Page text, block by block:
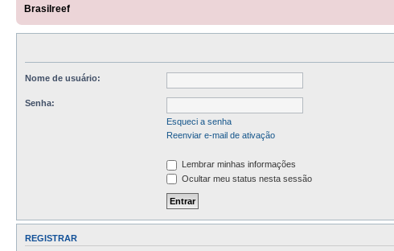
Brasilreef
Nome de usuário:
Senha:
Esqueci a senha
Reenviar e-mail de ativação
Lembrar minhas informações
Ocultar meu status nesta sessão
REGISTRAR